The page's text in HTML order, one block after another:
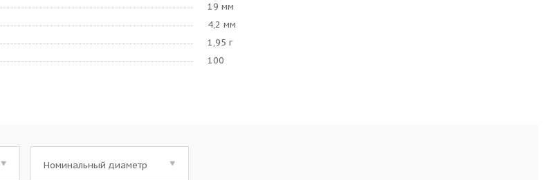
19 мм
4,2 мм
1,95 г
100
Номинальный диаметр